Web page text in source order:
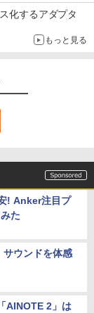
化するアダプタ
もっと見る
! Anker注目プ
た
サウンドを体感
AINOTE 2」は